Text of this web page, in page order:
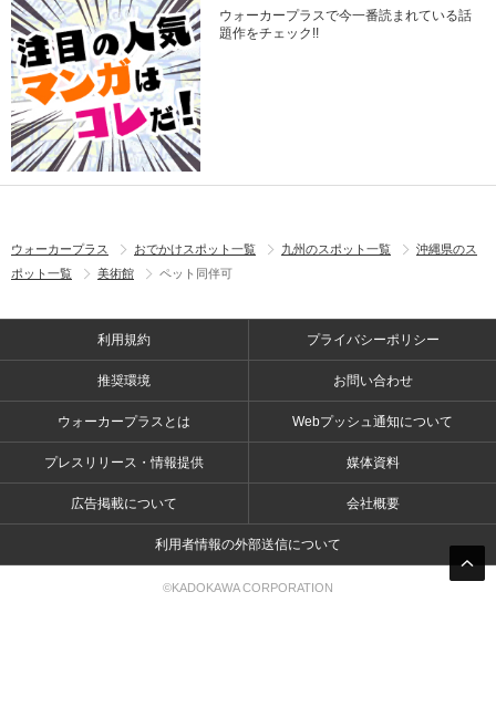
ウォーカープラスで今一番読まれている話
題作をチェック!!
ウォーカープラス おでかけスポット一覧 九州のスポット一覧
沖縄県のス
ポット一覧
美術館 ペット同伴可
利用規約 プライバシーポリシー
推奨環境 お問い合わせ
ウォーカープラスとは Webプッシュ通知について
プレスリリース・情報提供 媒体資料
広告掲載について 会社概要
利用者情報の外部送信について
©KADOKAWA CORPORATION